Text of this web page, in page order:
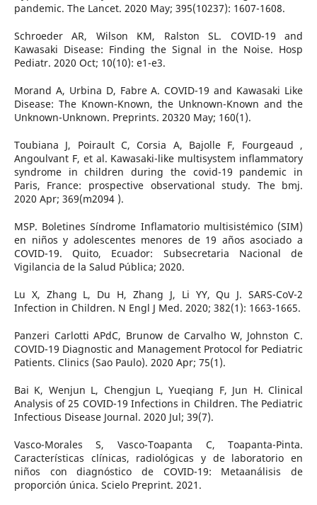
pandemic. The Lancet. 2020 May; 395(10237): 1607-1608.
Schroeder AR, Wilson KM, Ralston SL. COVID-19 and
Kawasaki Disease: Finding the Signal in the Noise. Hosp
Pediatr. 2020 Oct; 10(10): e1-e3.
Morand A, Urbina D, Fabre A. COVID-19 and Kawasaki Like
Disease: The Known-Known, the Unknown-Known and the
Unknown-Unknown. Preprints. 20320 May; 160(1).
Toubiana J, Poirault C, Corsia A, Bajolle F, Fourgeaud ,
Angoulvant F, et al. Kawasaki-like multisystem inflammatory
syndrome in children during the covid-19 pandemic in
Paris, France: prospective observational study. The bmj.
2020 Apr; 369(m2094 ).
MSP. Boletines Síndrome Inflamatorio multisistémico (SIM)
en niños y adolescentes menores de 19 años asociado a
COVID-19. Quito, Ecuador: Subsecretaria Nacional de
Vigilancia de la Salud Pública; 2020.
Lu X, Zhang L, Du H, Zhang J, Li YY, Qu J. SARS-CoV-2
Infection in Children. N Engl J Med. 2020; 382(1): 1663-1665.
Panzeri Carlotti APdC, Brunow de Carvalho W, Johnston C.
COVID-19 Diagnostic and Management Protocol for Pediatric
Patients. Clinics (Sao Paulo). 2020 Apr; 75(1).
Bai K, Wenjun L, Chengjun L, Yueqiang F, Jun H. Clinical
Analysis of 25 COVID-19 Infections in Children. The Pediatric
Infectious Disease Journal. 2020 Jul; 39(7).
Vasco-Morales S, Vasco-Toapanta C, Toapanta-Pinta.
Características clínicas, radiológicas y de laboratorio en
niños con diagnóstico de COVID-19: Metaanálisis de
proporción única. Scielo Preprint. 2021.